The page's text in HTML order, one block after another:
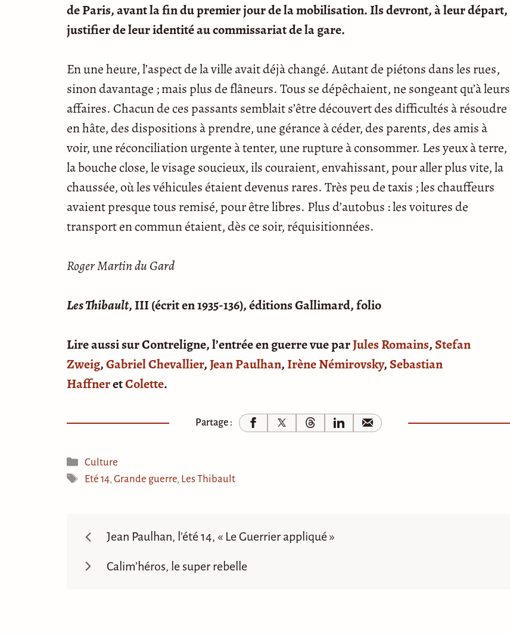
de Paris, avant la fin du premier jour de la mobilisation. Ils devront, à leur départ,
justifier de leur identité au commissariat de la gare.
En une heure, l’aspect de la ville avait déjà changé. Autant de piétons dans les rues,
sinon davantage ; mais plus de flâneurs. Tous se dépêchaient, ne songeant qu’à leurs
affaires. Chacun de ces passants semblait s’être découvert des difficultés à résoudre
en hâte, des dispositions à prendre, une gérance à céder, des parents, des amis à
voir, une réconciliation urgente à tenter, une rupture à consommer. Les yeux à terre,
la bouche close, le visage soucieux, ils couraient, envahissant, pour aller plus vite, la
chaussée, où les véhicules étaient devenus rares. Très peu de taxis ; les chauffeurs
avaient presque tous remisé, pour être libres. Plus d’autobus : les voitures de
transport en commun étaient, dès ce soir, réquisitionnées.
Roger Martin du Gard
Les Thibault, III (écrit en 1935-136), éditions Gallimard, folio
Lire aussi sur Contreligne, l’entrée en guerre vue parJules Romains,Stefan
Zweig,Gabriel Chevallier,Jean Paulhan,Irène Némirovsky,Sebastian
HaffneretColette.
Partage :
Catégories
Culture
Étiquettes
Eté 14, Grande guerre, Les Thibault
Jean Paulhan, l’été 14, « Le Guerrier appliqué »
Calim’héros, le super rebelle